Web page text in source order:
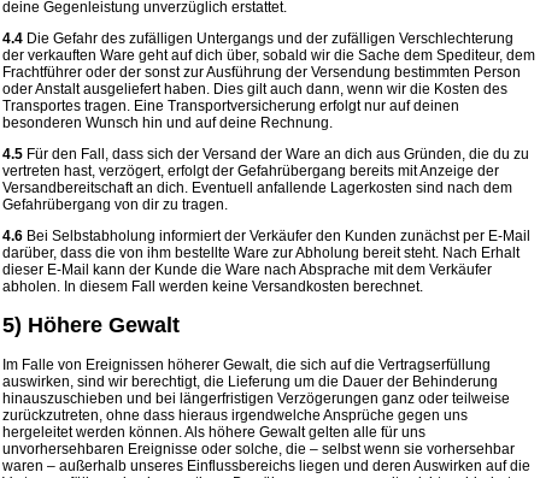
deine Gegenleistung unverzüglich erstattet.
4.4 Die Gefahr des zufälligen Untergangs und der zufälligen Verschlechterung
der verkauften Ware geht auf dich über, sobald wir die Sache dem Spediteur, dem
Frachtführer oder der sonst zur Ausführung der Versendung bestimmten Person
oder Anstalt ausgeliefert haben. Dies gilt auch dann, wenn wir die Kosten des
Transportes tragen. Eine Transportversicherung erfolgt nur auf deinen
besonderen Wunsch hin und auf deine Rechnung.
4.5 Für den Fall, dass sich der Versand der Ware an dich aus Gründen, die du zu
vertreten hast, verzögert, erfolgt der Gefahrübergang bereits mit Anzeige der
Versandbereitschaft an dich. Eventuell anfallende Lagerkosten sind nach dem
Gefahrübergang von dir zu tragen.
4.6 Bei Selbstabholung informiert der Verkäufer den Kunden zunächst per E-Mail
darüber, dass die von ihm bestellte Ware zur Abholung bereit steht. Nach Erhalt
dieser E-Mail kann der Kunde die Ware nach Absprache mit dem Verkäufer
abholen. In diesem Fall werden keine Versandkosten berechnet.
5) Höhere Gewalt
Im Falle von Ereignissen höherer Gewalt, die sich auf die Vertragserfüllung
auswirken, sind wir berechtigt, die Lieferung um die Dauer der Behinderung
hinauszuschieben und bei längerfristigen Verzögerungen ganz oder teilweise
zurückzutreten, ohne dass hieraus irgendwelche Ansprüche gegen uns
hergeleitet werden können. Als höhere Gewalt gelten alle für uns
unvorhersehbaren Ereignisse oder solche, die – selbst wenn sie vorhersehbar
waren – außerhalb unseres Einflussbereichs liegen und deren Auswirken auf die